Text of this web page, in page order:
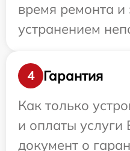
время ремонта и
устранением
4
Гарантия
Как только
и оплаты услуги
документ о